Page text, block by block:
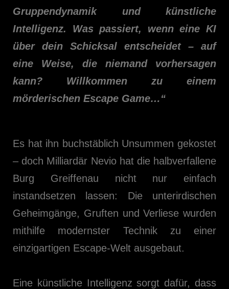
Gruppendynamik und künstliche
Intelligenz. Was passiert, wenn eine KI
über dein Schicksal entscheidet – auf
eine Weise, die niemand vorhersagen
kann? Willkommen zu einem
mörderischen Escape Game…“
Es hat ihn buchstäblich Unsummen gekostet
– doch Milliardär Nevio hat die halbverfallene
Burg Greiffenau nicht nur einfach
instandsetzen lassen: Die unterirdischen
Geheimgänge, Gruften und Verliese wurden
mithilfe modernster Technik zu einer
einzigartigen Escape-Welt ausgebaut.
Eine künstliche Intelligenz sorgt dafür, dass